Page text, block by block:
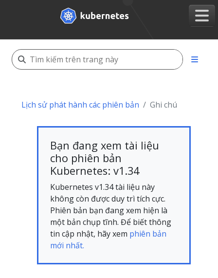
Lịch sử phát hành các phiên bản Ghi chú
Bạn đang xem tài liệu
cho phiên bản
Kubernetes: v1.34
Kubernetes v1.34 tài liệu này
không còn được duy trì tích cực.
Phiên bản bạn đang xem hiện là
một bản chụp tĩnh. Để biết thông
tin cập nhật, hãy xem phiên bản
mới nhất.